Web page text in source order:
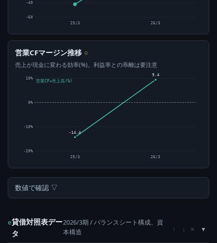
-60
-40
25/3 26/3
営業CFマージン推移 ⊙
売上が現金に変わる効率(%)。利益率との乖離は要注意
-20%
-10%
0%
10%
-14.4
25/3
9.4
26/3
営業CF÷売上高(%)
数値で確認 ▽
e貸借対照表デー
タ
2026/3期 / バランスシート構成、資
本構造
↑ ↓ ×